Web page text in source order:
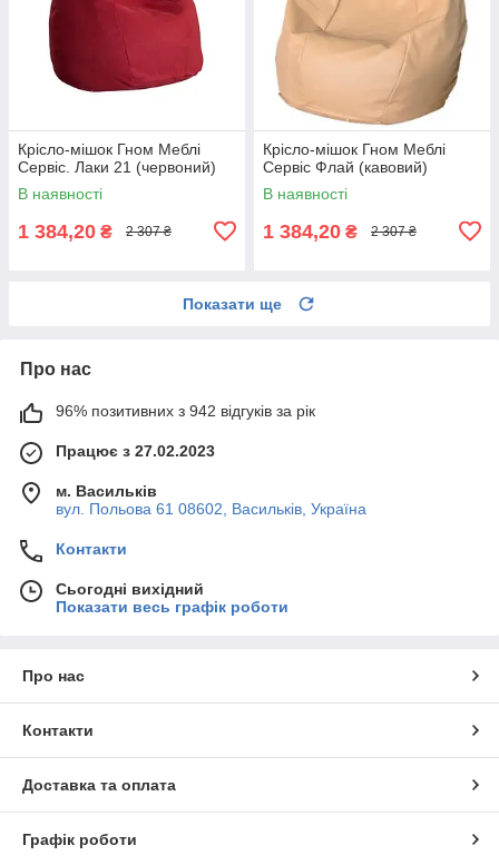
Крісло-мішок Гном Меблі
Сервіс. Лаки 21 (червоний)
В наявності
1 384,20 ₴ 2 307 ₴
Крісло-мішок Гном Меблі
Сервіс Флай (кавовий)
В наявності
1 384,20 ₴ 2 307 ₴
Показати ще
Про нас
96% позитивних з 942 відгуків за рік
Працює з 27.02.2023
м. Васильків
вул. Польова 61 08602, Васильків, Україна
Контакти
Сьогодні вихідний
Показати весь графік роботи
Про нас
Контакти
Доставка та оплата
Графік роботи